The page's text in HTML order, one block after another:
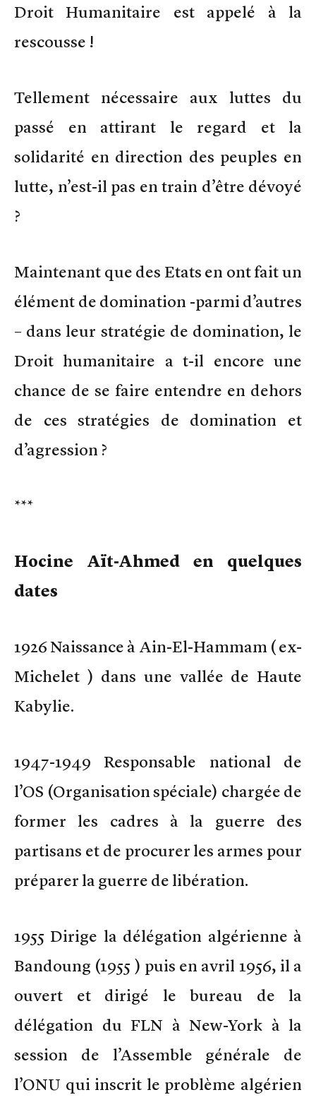
Droit Humanitaire est appelé à la
rescousse !
Tellement nécessaire aux luttes du
passé en attirant le regard et la
solidarité en direction des peuples en
lutte, n’est-il pas en train d’être dévoyé
?
Maintenant que des Etats en ont fait un
élément de domination -parmi d’autres
– dans leur stratégie de domination, le
Droit humanitaire a t-il encore une
chance de se faire entendre en dehors
de ces stratégies de domination et
d’agression ?
***
Hocine Aït-Ahmed en quelques
dates
1926 Naissance à Ain-El-Hammam ( ex-
Michelet ) dans une vallée de Haute
Kabylie.
1947-1949 Responsable national de
l’OS (Organisation spéciale) chargée de
former les cadres à la guerre des
partisans et de procurer les armes pour
préparer la guerre de libération.
1955 Dirige la délégation algérienne à
Bandoung (1955 ) puis en avril 1956, il a
ouvert et dirigé le bureau de la
délégation du FLN à New-York à la
session de l’Assemble générale de
l’ONU qui inscrit le problème algérien